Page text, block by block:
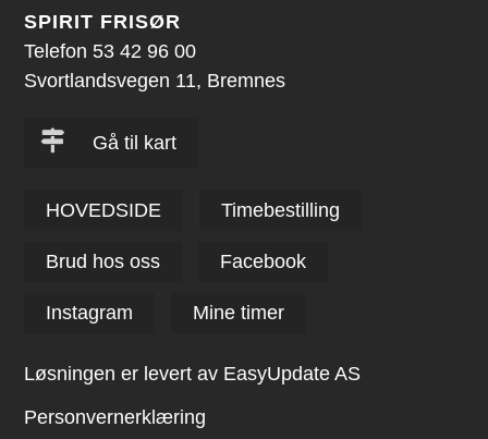
SPIRIT FRISØR
Telefon 53 42 96 00
Svortlandsvegen 11, Bremnes
Gå til kart
HOVEDSIDE Timebestilling
Brud hos oss Facebook
Instagram Mine timer
Løsningen er levert av EasyUpdate AS
Personvernerklæring